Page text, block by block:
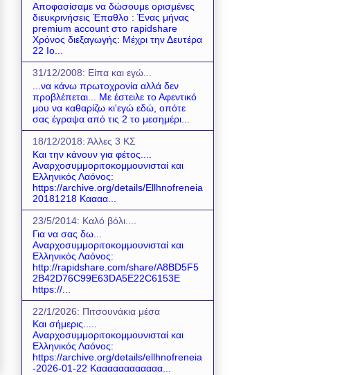
Αποφασίσαμε να δώσουμε ορισμένες
διευκρινήσεις Έπαθλο : Ένας μήνας
premium account στο rapidshare
Χρόνος διεξαγωγής: Μέχρι την Δευτέρα
22 Ιο...
31/12/2008: Είπα και εγώ...
...να κάνω πρωτοχρονία αλλά δεν
προβλέπεται... Με έστειλε το Αφεντικό
μου να καθαρίζω κι'εγώ εδώ, οπότε
σας έγραψα από τις 2 το μεσημέρι...
18/12/2018: Άλλες 3 ΚΣ
Και την κάνουν για φέτος....
Αναρχοσυμμοριτοκομμουνισταί και
Ελληνικός Λαόνος:
https://archive.org/details/Ellhnofreneia
20181218 Καααα...
23/5/2014: Καλό βόλι....
Για να σας δω...
Αναρχοσυμμοριτοκομμουνισταί και
Ελληνικός Λαόνος:
http://rapidshare.com/share/A8BD5F5
2B42D76C99E63DA5E22C6153E
https://...
22/1/2026: Πιτσουνάκια μέσα
Και σήμερις.....
Αναρχοσυμμοριτοκομμουνισταί και
Ελληνικός Λαόνος:
https://archive.org/details/ellhnofreneia
-2026-01-22 Καααααααααααα...